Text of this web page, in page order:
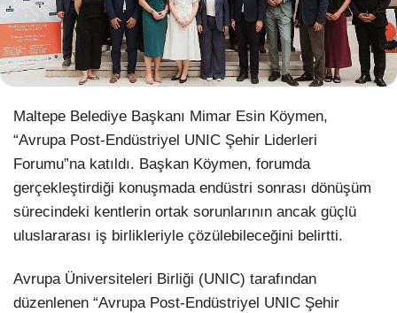
Instagram
Pinterest
Dribbble
LinkedIn
Maltepe Belediye Başkanı Mimar Esin Köymen,
“Avrupa Post-Endüstriyel UNIC Şehir Liderleri
Forumu”na katıldı. Başkan Köymen, forumda
gerçekleştirdiği konuşmada endüstri sonrası dönüşüm
sürecindeki kentlerin ortak sorunlarının ancak güçlü
uluslararası iş birlikleriyle çözülebileceğini belirtti.
Avrupa Üniversiteleri Birliği (UNIC) tarafından
düzenlenen “Avrupa Post-Endüstriyel UNIC Şehir